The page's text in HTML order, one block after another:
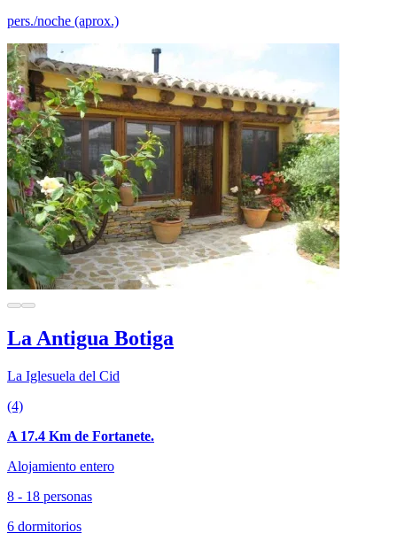
pers./noche (aprox.)
La Antigua Botiga
La Iglesuela del Cid
(4)
A 17.4 Km de Fortanete.
Alojamiento entero
8 - 18 personas
6 dormitorios